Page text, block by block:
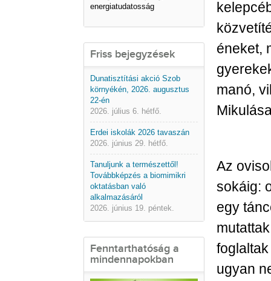
energiatudatosság
Friss bejegyzések
Dunatisztítási akció Szob
környékén, 2026. augusztus
22-én
2026. július 6. hétfő.
Erdei iskolák 2026 tavaszán
2026. június 29. hétfő.
Tanuljunk a természettől!
Továbbképzés a biomimikri
oktatásban való
alkalmazásáról
2026. június 19. péntek.
Fenntarthatóság a
mindennapokban
éneket,
manó,
Az
sokáig:
egy
ugyan